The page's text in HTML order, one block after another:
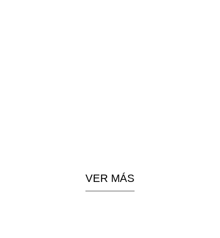
VER MÁS